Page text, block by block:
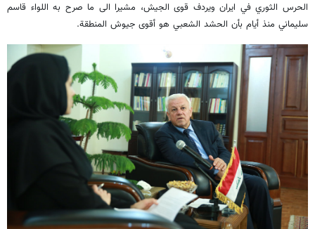
الحرس الثوري في ايران ويردف قوى الجيش، مشيرا الى ما صرح به اللواء قاسم
سليماني منذ أيام بأن الحشد الشعبي هو أقوى جيوش المنطقة.